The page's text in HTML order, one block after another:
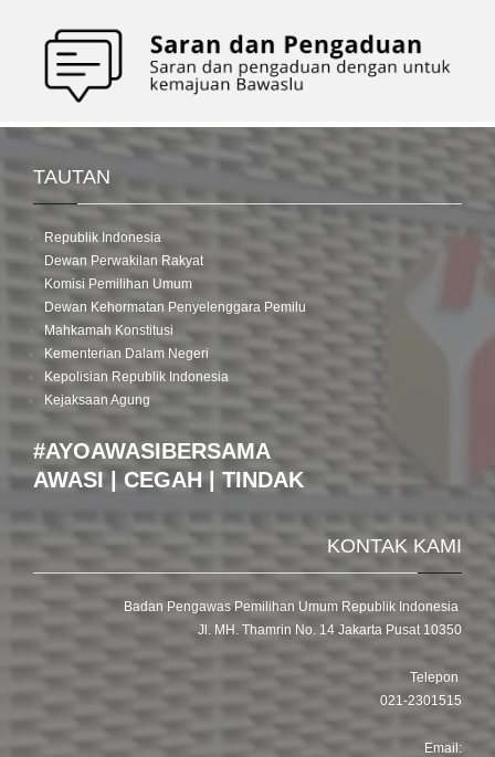
TAUTAN
Republik Indonesia
Dewan Perwakilan Rakyat
Komisi Pemilihan Umum
Dewan Kehormatan Penyelenggara Pemilu
Mahkamah Konstitusi
Kementerian Dalam Negeri
Kepolisian Republik Indonesia
Kejaksaan Agung
#AYOAWASIBERSAMA
AWASI | CEGAH | TINDAK
KONTAK KAMI
Badan Pengawas Pemilihan Umum Republik Indonesia
Jl. MH. Thamrin No. 14 Jakarta Pusat 10350
Telepon
021-2301515
Email: